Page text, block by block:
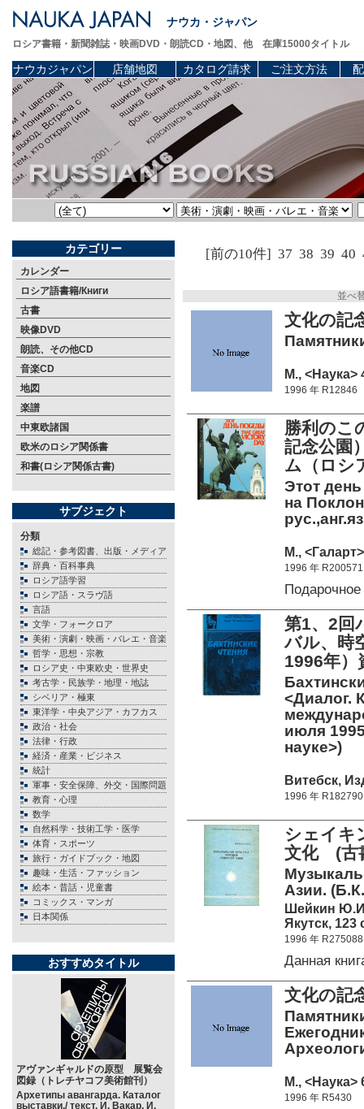
ナウカ・ジャパン
ロシア書籍・新聞雑誌・映画DVD・朗読CD・地図、他 在庫15000タイトル
ナウカジャパン 店舗地図 カタログ請求 ご注文方法
カテゴリー
カレンダー
ロシア語書籍/Книги
古書
映像DVD
朗読、その他CD
音楽CD
地図
楽譜
中東欧諸国
欧米のロシア関係書
和書(ロシア関係古書)
サブジェクト
分類
総記・参考図書、出版・メディア
辞典・百科事典
ロシア語学習
ロシア語・スラヴ語
言語
文学・フォークロア
美術・演劇・映画・バレエ・音楽
哲学・思想・宗教
ロシア史・中東欧史・世界史
考古学・民族学・地理・地誌
シベリア・極東
東洋学・中央アジア・カフカス
政治・社会
法律・行政
経済・産業・ビジネス
統計
軍事・安全保障、外交・国際問題
教育・心理
数学
自然科学・技術工学・医学
体育・スポーツ
旅行・ガイドブック・地図
趣味・生活・ファッション
絵本・昔話・児童書
コミックス・マンガ
日本関係
おすすめタイトル
アヴァンギャルドの原型 展覧会
図録（トレチヤコフ美術館刊）
Архетипы авангарда. Каталог
выставки./ текст. И. Вакар, И.
[前の10件] 37 38 39 40
並べ
文化の
М., <Наука>
1996 年 R12846
勝利のこ
記念公園
ム（ロシ
Этот
на
М.,
1996 年 R200571
第1、2回
バル、時
1996年）
<Диалог.
июля
науке>)
Витебск,
1996 年 R182790
シェイキ
文化 (古
Азии.
Шейкин
Якутск, 123
1996 年 R275088
Данная
文化の
М., <Наука>
1996 年 R5430